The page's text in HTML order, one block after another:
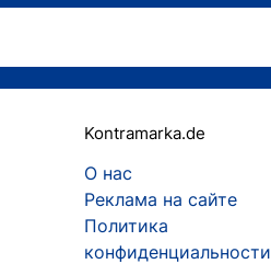
Kontramarka.de
О нас
Реклама на сайте
Политика
конфиденциальности